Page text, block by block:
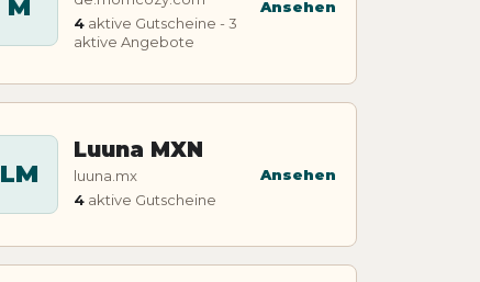
M
4 aktive Gutscheine - 3
aktive Angebote
Ansehen
LM
Luuna MXN
luuna.mx
4 aktive Gutscheine
Ansehen